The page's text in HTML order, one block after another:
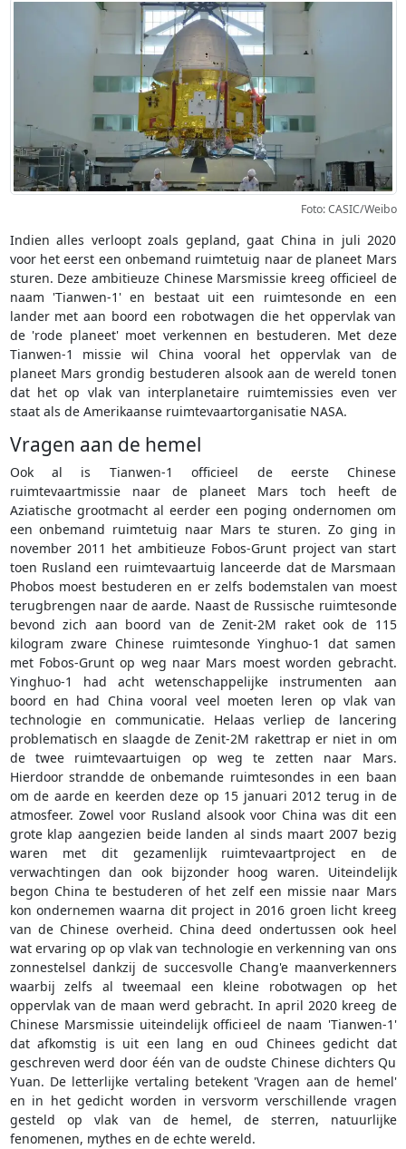
Foto: CASIC/Weibo
Indien alles verloopt zoals gepland, gaat China in juli 2020
voor het eerst een onbemand ruimtetuig naar de planeet Mars
sturen. Deze ambitieuze Chinese Marsmissie kreeg officieel de
naam 'Tianwen-1' en bestaat uit een ruimtesonde en een
lander met aan boord een robotwagen die het oppervlak van
de 'rode planeet' moet verkennen en bestuderen. Met deze
Tianwen-1 missie wil China vooral het oppervlak van de
planeet Mars grondig bestuderen alsook aan de wereld tonen
dat het op vlak van interplanetaire ruimtemissies even ver
staat als de Amerikaanse ruimtevaartorganisatie NASA.
Vragen aan de hemel
Ook al is Tianwen-1 officieel de eerste Chinese
ruimtevaartmissie naar de planeet Mars toch heeft de
Aziatische grootmacht al eerder een poging ondernomen om
een onbemand ruimtetuig naar Mars te sturen. Zo ging in
november 2011 het ambitieuze Fobos-Grunt project van start
toen Rusland een ruimtevaartuig lanceerde dat de Marsmaan
Phobos moest bestuderen en er zelfs bodemstalen van moest
terugbrengen naar de aarde. Naast de Russische ruimtesonde
bevond zich aan boord van de Zenit-2M raket ook de 115
kilogram zware Chinese ruimtesonde Yinghuo-1 dat samen
met Fobos-Grunt op weg naar Mars moest worden gebracht.
Yinghuo-1 had acht wetenschappelijke instrumenten aan
boord en had China vooral veel moeten leren op vlak van
technologie en communicatie. Helaas verliep de lancering
problematisch en slaagde de Zenit-2M rakettrap er niet in om
de twee ruimtevaartuigen op weg te zetten naar Mars.
Hierdoor strandde de onbemande ruimtesondes in een baan
om de aarde en keerden deze op 15 januari 2012 terug in de
atmosfeer. Zowel voor Rusland alsook voor China was dit een
grote klap aangezien beide landen al sinds maart 2007 bezig
waren met dit gezamenlijk ruimtevaartproject en de
verwachtingen dan ook bijzonder hoog waren. Uiteindelijk
begon China te bestuderen of het zelf een missie naar Mars
kon ondernemen waarna dit project in 2016 groen licht kreeg
van de Chinese overheid. China deed ondertussen ook heel
wat ervaring op op vlak van technologie en verkenning van ons
zonnestelsel dankzij de succesvolle Chang'e maanverkenners
waarbij zelfs al tweemaal een kleine robotwagen op het
oppervlak van de maan werd gebracht. In april 2020 kreeg de
Chinese Marsmissie uiteindelijk officieel de naam 'Tianwen-1'
dat afkomstig is uit een lang en oud Chinees gedicht dat
geschreven werd door één van de oudste Chinese dichters Qu
Yuan. De letterlijke vertaling betekent 'Vragen aan de hemel'
en in het gedicht worden in versvorm verschillende vragen
gesteld op vlak van de hemel, de sterren, natuurlijke
fenomenen, mythes en de echte wereld.